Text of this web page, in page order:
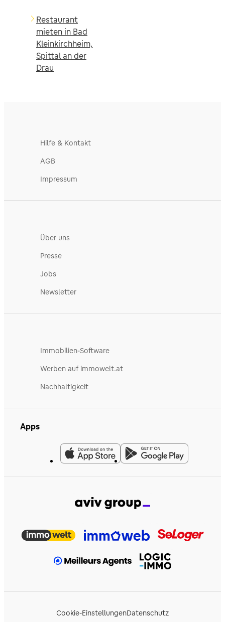
Restaurant
mieten in Bad
Kleinkirchheim,
Spittal an der
Drau
Hilfe & Kontakt
AGB
Impressum
Über uns
Presse
Jobs
Newsletter
Immobilien-Software
Werben auf immowelt.at
Nachhaltigkeit
Apps
Cookie-EinstellungenDatenschutz